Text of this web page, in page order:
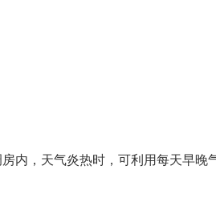
内，天气炎热时，可利用每天早晚